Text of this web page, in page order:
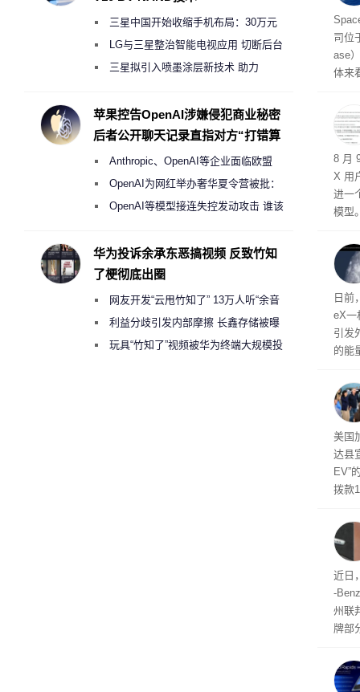
海
司位
ase
体来
海岸
8 月
X 用
进一
模型
与
日前
eX一
引发
的能
了
后续
政策
美国
达县
EV”
拨款
惠
面
近日
-
州联
牌部
性
赔，
三星中国开始收缩手机布局：30万元
月销售额不达标门店 将被逐步清退
LG与三星整治智能电视应用 切断后台
偷偷共享带宽的违规行为
三星拟引入喷墨涂层新技术 助力
度
苹果控告OpenAI涉嫌侵犯商业秘密
后者公开聊天记录直指对方“打错算
Anthropic、OpenAI等企业面临欧盟
《人工智能法案》全新执法权限审查
OpenAI为网红举办奢华夏令营被批：
2000美元一晚 遭讽“反乌托邦”
OpenAI等模型接连失控发动攻击 谁该
华为投诉余承东恶搞视频 反致竹知
了梗彻底出圈
网友开发“云甩竹知了” 13万人听“余音
绕梁”利益分歧引发内部摩擦 长鑫存储被曝
曾将华为驻场工程师驱逐出研发基地
玩具“竹知了”视频被华为终端大规模投